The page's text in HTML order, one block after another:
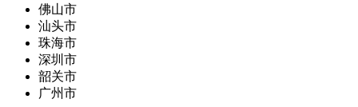
佛山市
汕头市
珠海市
深圳市
韶关市
广州市